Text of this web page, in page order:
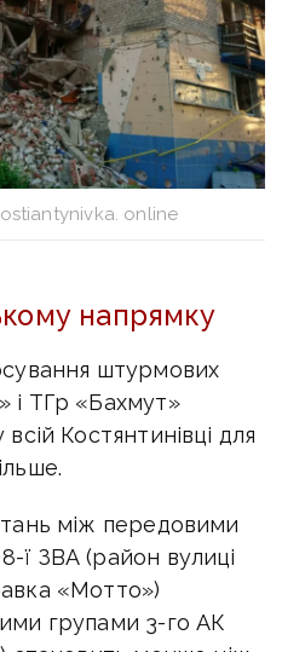
online
напрямку
штурмових
і ТГр «Бахмут»
Костянтинівці для
між передовими
ї ЗВА (район вулиці
«Мотто»)
групами 3-го АК